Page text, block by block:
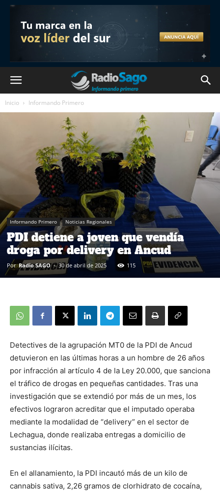
Inicio Informando Primero
Informando Primero Noticias Regionales
PDI detiene a joven que vendía
droga por delivery en Ancud
Por Radio SAGO - 30 de abril de 2025 115
Detectives de la agrupación MT0 de la PDI de Ancud
detuvieron en las últimas horas a un hombre de 26 años
por infracción al artículo 4 de la Ley 20.000, que sanciona
el tráfico de drogas en pequeñas cantidades. Tras una
investigación que se extendió por más de un mes, los
efectivos lograron acreditar que el imputado operaba
mediante la modalidad de “delivery” en el sector de
Lechagua, donde realizaba entregas a domicilio de
sustancias ilícitas.
En el allanamiento, la PDI incautó más de un kilo de
cannabis sativa, 2,26 gramos de clorhidrato de cocaína,